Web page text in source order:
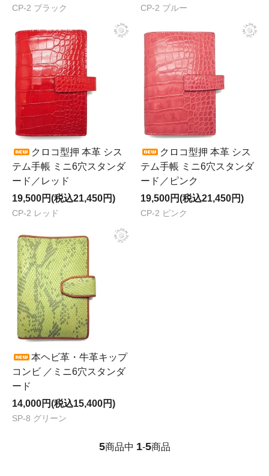
CP-2 ブラック CP-2 ブルー
クロコ型押 本革 シス
テム手帳 ミニ6穴スタンダ
ード／レッド
19,500円(税込21,450円)
CP-2 レッド
クロコ型押 本革 シス
テム手帳 ミニ6穴スタンダ
ード／ピンク
19,500円(税込21,450円)
CP-2 ピンク
本ヘビ革・牛革キップ
コンビ ／ミニ6穴スタンダ
ード
14,000円(税込15,400円)
SP-8 グリーン
5商品中 1-5商品